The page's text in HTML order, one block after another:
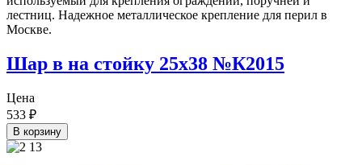
Шар в на стойку 25х38 №К2015
Цена
533 ₽
В корзину